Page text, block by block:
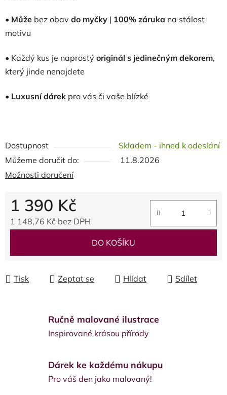
• Může bez obav do myčky | 100% záruka na stálost
motivu
• Každý kus je naprostý originál s jedinečným dekorem,
který jinde nenajdete
• Luxusní dárek pro vás či vaše blízké
Dostupnost
Skladem - ihned k odeslání
Můžeme doručit do:
11.8.2026
Možnosti doručení
1 390 Kč
1 148,76 Kč bez DPH
DO KOŠÍKU
Tisk Zeptat se Hlídat Sdílet
Ručně malované ilustrace
Inspirované krásou přírody
Dárek ke každému nákupu
Pro váš den jako malovaný!